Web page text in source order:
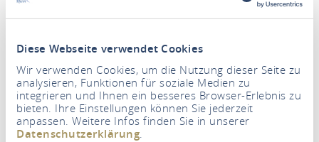
Diese Webseite verwendet Cookies
Wir verwenden Cookies, um die Nutzung dieser Seite zu
analysieren, Funktionen für soziale Medien zu
integrieren und Ihnen ein besseres Browser-Erlebnis zu
bieten. Ihre Einstellungen können Sie jederzeit
anpassen. Weitere Infos finden Sie in unserer
Datenschutzerklärung
Période
Personnes
2 Adultes
RECHERCHER UN LOGEMENT